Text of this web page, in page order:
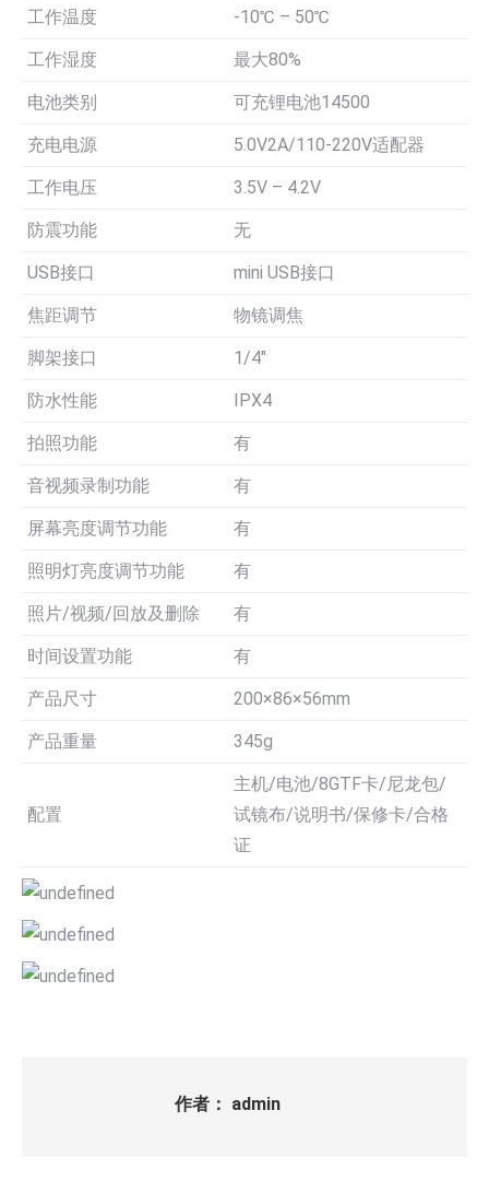
工作温度 -10℃ – 50℃
工作湿度 最大80%
电池类别 可充锂电池14500
充电电源 5.0V2A/110-220V适配器
工作电压 3.5V – 4.2V
防震功能 无
USB接口 mini USB接口
焦距调节 物镜调焦
脚架接口 1/4″
防水性能 IPX4
拍照功能 有
音视频录制功能 有
屏幕亮度调节功能 有
照明灯亮度调节功能 有
照片/视频/回放及删除 有
时间设置功能 有
产品尺寸 200×86×56mm
产品重量 345g
配置
主机/电池/8GTF卡/尼龙包/
试镜布/说明书/保修卡/合格
证
作者： admin